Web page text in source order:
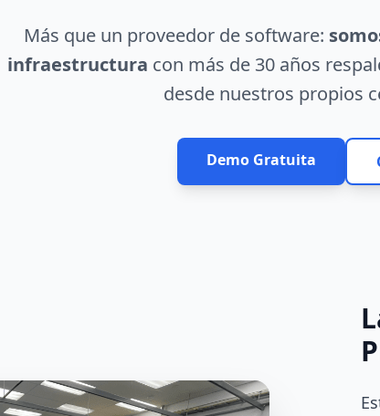
Más que un proveedor de software:
infraestructura con más de 30 años
desde nuestros propios
Demo Gratuita